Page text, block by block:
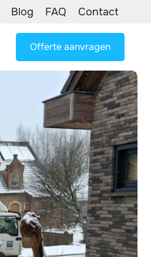
Blog FAQ Contact
Offerte aanvragen